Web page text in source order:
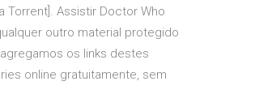
Torrent]. Assistir Doctor Who
outro material protegido
os links destes
online gratuitamente, sem